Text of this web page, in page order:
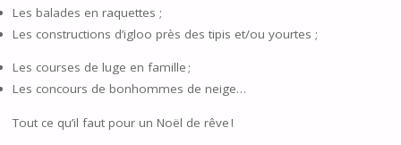
Les balades en raquettes ;
Les constructions d’igloo près des tipis et/ou yourtes ;
Les courses de luge en famille ;
Les concours de bonhommes de neige…
Tout ce qu’il faut pour un Noël de rêve !